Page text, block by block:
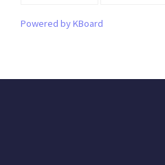
Powered by KBoard